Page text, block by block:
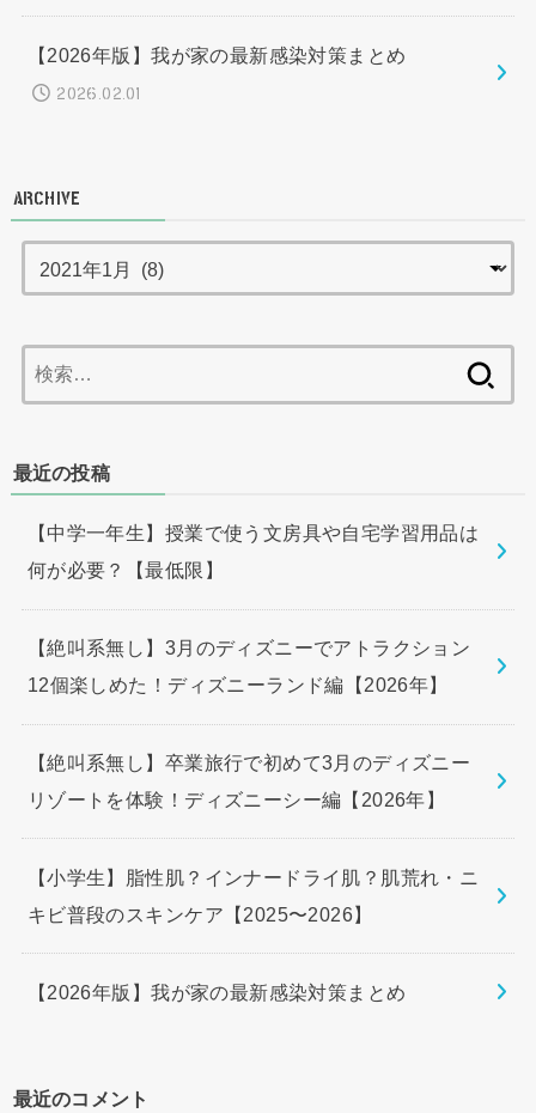
【2026年版】我が家の最新感染対策まとめ
2026.02.01
ARCHIVE
索:
最近の投稿
【中学一年生】授業で使う文房具や自宅学習用品は
何が必要？【最低限】
【絶叫系無し】3月のディズニーでアトラクション
12個楽しめた！ディズニーランド編【2026年】
【絶叫系無し】卒業旅行で初めて3月のディズニー
リゾートを体験！ディズニーシー編【2026年】
【小学生】脂性肌？インナードライ肌？肌荒れ・ニ
キビ普段のスキンケア【2025〜2026】
【2026年版】我が家の最新感染対策まとめ
最近のコメント